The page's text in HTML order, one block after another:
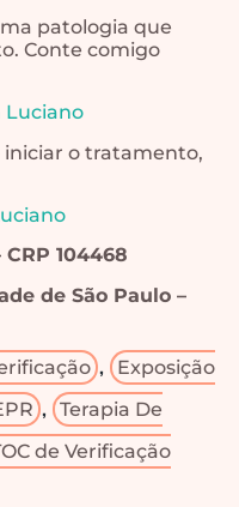
patologia que
Conte comigo
Luciano
o tratamento,
104468
de São Paulo –
,
Exposição
, Terapia De
de Verificação